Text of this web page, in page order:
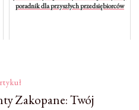
poradnik dla przyszłych przedsiębiorców
Zakopane: Twój